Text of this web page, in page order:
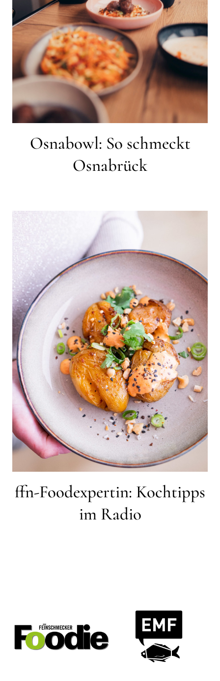
Osnabowl: So schmeckt
Osnabrück
ffn-Foodexpertin: Kochtipps
im Radio